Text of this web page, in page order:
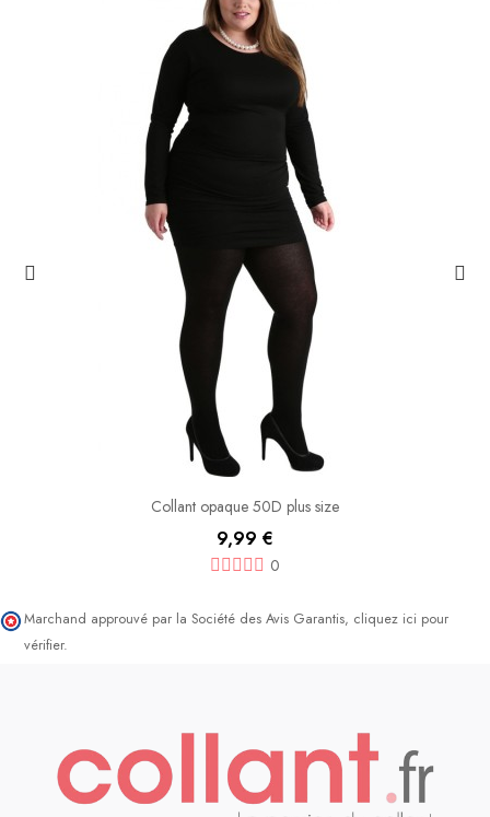
Collant opaque 50D plus size
9,99 €
0
Marchand approuvé par la Société des Avis Garantis, cliquez ici pour
vérifier.